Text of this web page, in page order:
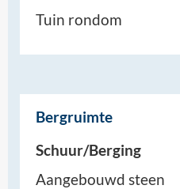
Tuin rondom
Bergruimte
Schuur/Berging
Aangebouwd steen